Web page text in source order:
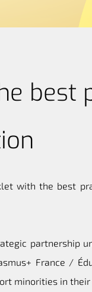
best
with the best
partnership
France /
minorities in